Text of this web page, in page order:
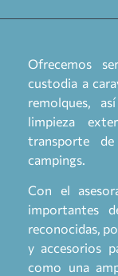
Ofrecemos
custodia a
remolques,
limpieza
transporte
campings.
Con el
importantes
reconocidas,
y accesorios
como una